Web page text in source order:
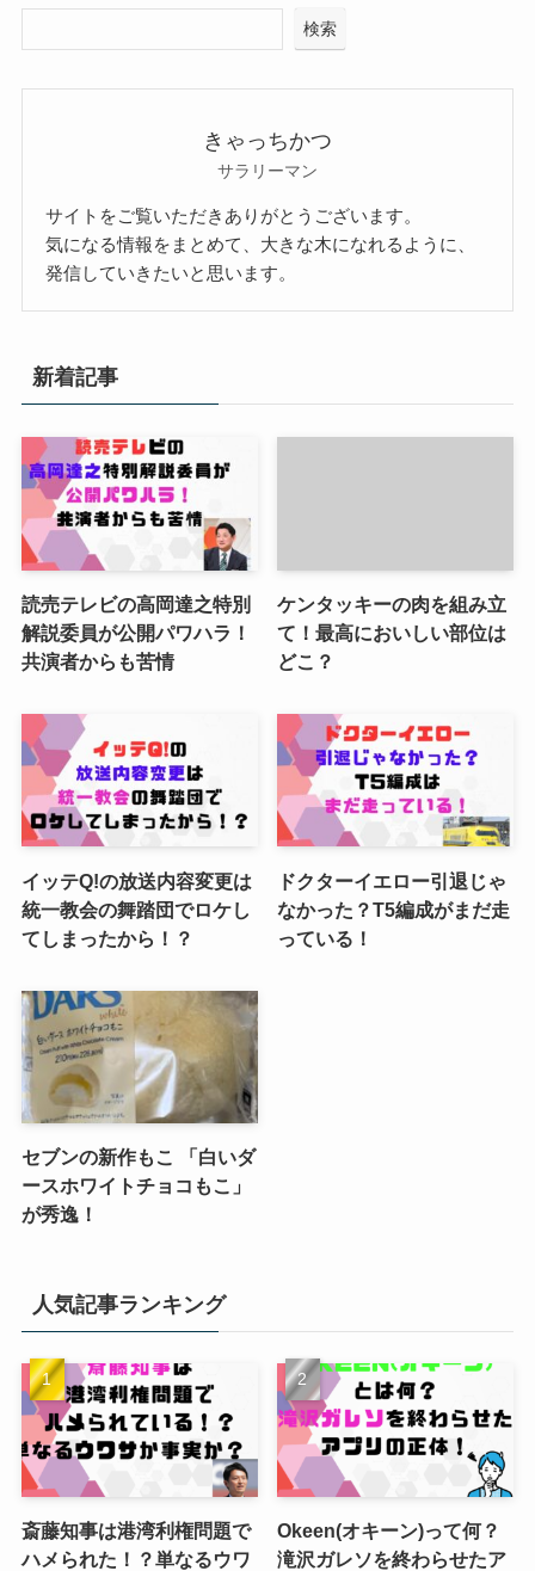
検索
きゃっちかつ
サラリーマン
サイトをご覧いただきありがとうございます。
気になる情報をまとめて、大きな木になれるように、
発信していきたいと思います。
新着記事
読売テレビの高岡達之特別
解説委員が公開パワハラ！
共演者からも苦情
ケンタッキーの肉を組み立
て！最高においしい部位は
どこ？
イッテQ!の放送内容変更は
統一教会の舞踏団でロケし
てしまったから！？
ドクターイエロー引退じゃ
なかった？T5編成がまだ走
っている！
セブンの新作もこ 「白いダ
ースホワイトチョコもこ」
が秀逸！
人気記事ランキング
斎藤知事は港湾利権問題で
ハメられた！？単なるウワ
Okeen(オキーン)って何？
滝沢ガレソを終わらせたア